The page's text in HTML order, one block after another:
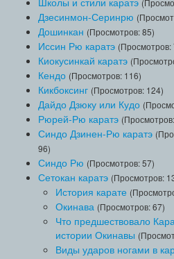
Дзесинмон-Серинрю
Дошинкан (Просмотров: 85)
Иссин Рю каратэ (Просмотров:
Киокусинкай каратэ
Кендо (Просмотров: 116)
Кикбоксинг (Просмотров: 124)
Дайдо Дзюку или Кудо
Рюрей-Рю каратэ
Синдо Дзинен-Рю каратэ
96)
Синдо Рю (Просмотров: 57)
Сетокан каратэ (Просмотров:
История карате
Окинава (Просмотров: 67)
Что предшествовало
истории Окинавы
Виды ударов ногами в